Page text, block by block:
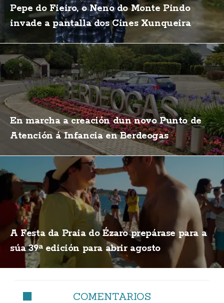
Pepe do Fieiro, o Neno do Monte Pindo
invade a pantalla dos Cines Xunqueira
En marcha a creación dun novo Punto de
Atención á Infancia en Berdeogas
A Festa da Praia do Ézaro prepárase para a
súa 39ª edición para abrir agosto
COMENTARIOS